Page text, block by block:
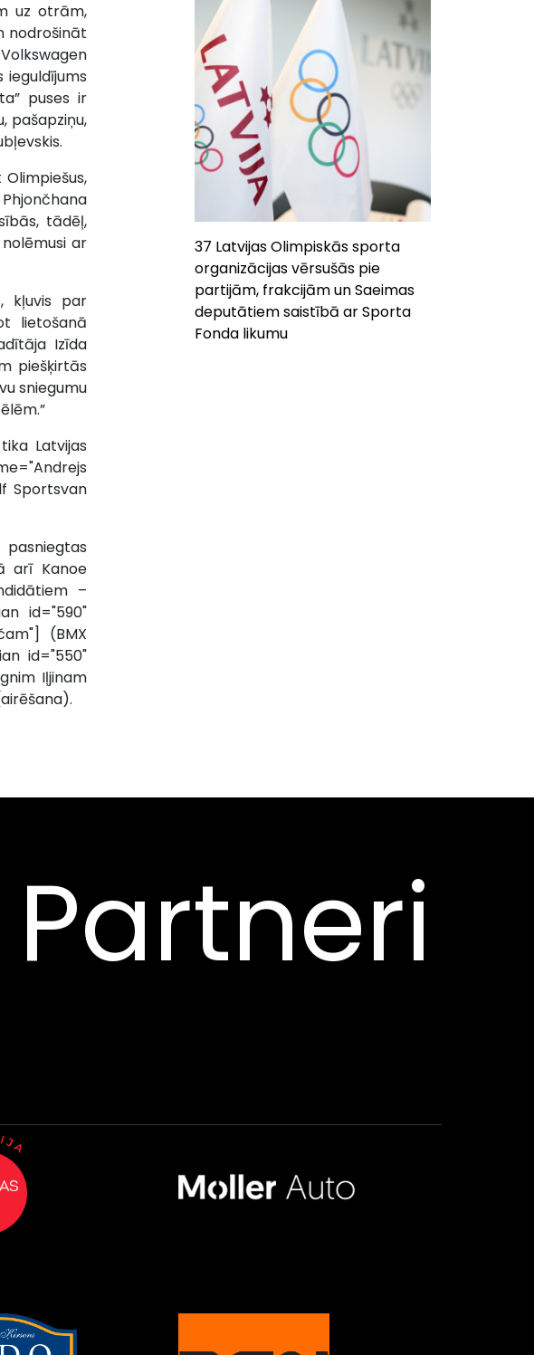
uz otrām,
nodrošināt
puses ir
pašapziņu,
tādēļ,
ar
kļuvis par
lietošanā
Izīda
piešķirtās
sniegumu
Latvijas
Sportsvan
arī Kanoe
–
id="590"
(BMX
id="550"
Iļjinam
37 Latvijas Olimpiskās sporta
organizācijas vērsušās pie
partijām, frakcijām un Saeimas
deputātiem saistībā ar Sporta
Fonda likumu
Partneri